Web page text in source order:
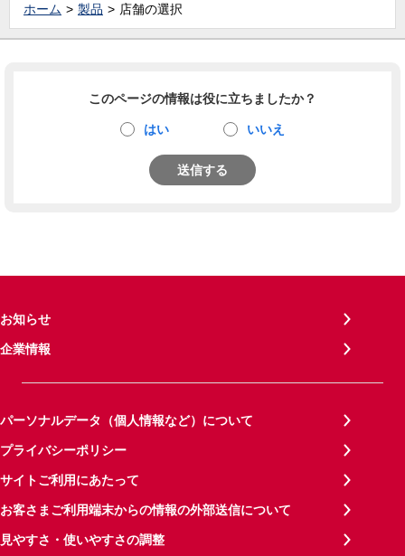
ホーム 製品 店舗の選択
このページの情報は役に立ちましたか？
はい いいえ
送信する
お知らせ
企業情報
パーソナルデータ（個人情報など）について
プライバシーポリシー
サイトご利用にあたって
お客さまご利用端末からの情報の外部送信について
見やすさ・使いやすさの調整